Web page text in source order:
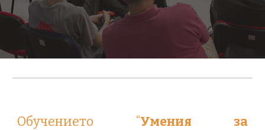
Обучението “Умения за